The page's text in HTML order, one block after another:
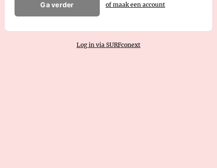
Ga verder of maak een account
Log in via SURFconext